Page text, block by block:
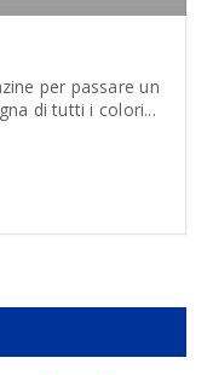
per passare un
di tutti i colori...